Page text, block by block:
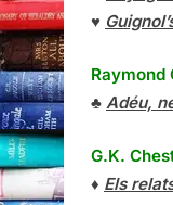
♥
Raymond
♣ Adéu,
G.K.
♦ Els